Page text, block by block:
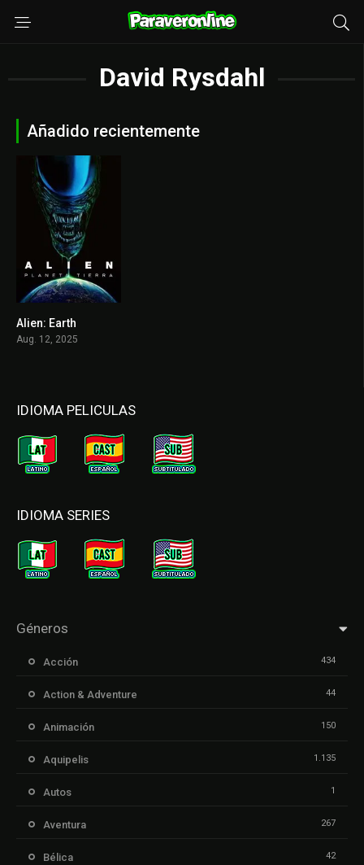
David Rysdahl
Añadido recientemente
Alien: Earth
Aug. 12, 2025
IDIOMA PELICULAS
IDIOMA SERIES
Géneros
Acción 434
Action & Adventure 44
Animación 150
Aquipelis 1.135
Autos 1
Aventura 267
Bélica 42